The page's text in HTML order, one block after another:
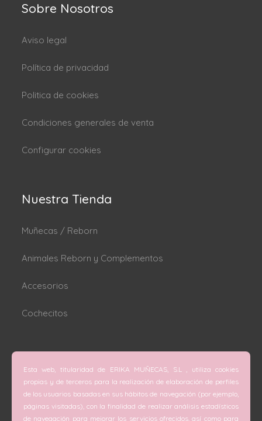
Sobre Nosotros
Aviso legal
Política de privacidad
Politica de cookies
Condiciones generales de venta
Configurar cookies
Nuestra Tienda
Muñecas / Reborn
Animales Reborn y Complementos
Accesorios
Cochecitos
C/ San Vicente Mártir nº 74 (Valencia).
C/ Doctor Melis nº 6 (Grao de Gandía).
Esta web, titularidad de ERIKA MUÑECAS, S.L , utiliza cookies
propias y de terceros para la realización de elaboración de perfiles
de los usuarios basadas en sus hábitos de navegación (por ejemplo,
páginas visitadas), con la finalidad de realizar análisis estadísticos
de navegación para mejorar los servicios ofrecidos, así como para